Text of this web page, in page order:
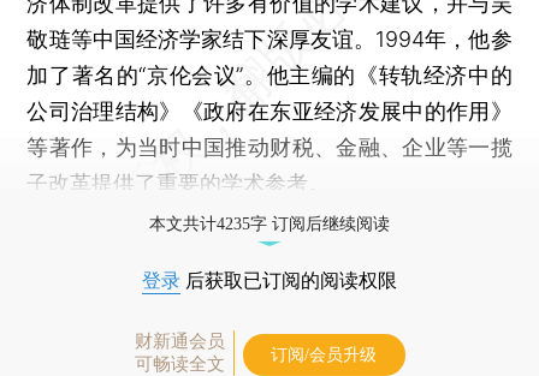
敬琏等中国经济学家结下深厚友谊。1994年，他参
加了著名的“京伦会议”。他主编的《转轨经济中的
公司治理结构》《政府在东亚经济发展中的作用》
等著作，为当时中国推动财税、金融、企业等一揽
子改革提供了重要的学术参考。
本文共计4235字 订阅后继续阅读
登录 后获取已订阅的阅读权限
财新通会员
可畅读全文
订阅/会员升级